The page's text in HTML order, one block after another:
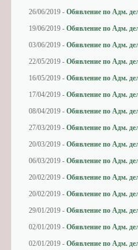
26/06/2019 - Обявление по Адм.
19/06/2019 - Обявление по Адм.
03/06/2019 - Обявление по Адм.
22/05/2019 - Обявление по Адм.
16/05/2019 - Обявление по Адм.
17/04/2019 - Обявление по Адм.
08/04/2019 - Обявление по Адм.
27/03/2019 - Обявление по Адм.
20/03/2019 - Обявление по Адм.
06/03/2019 - Обявление по Адм.
20/02/2019 - Обявление по Адм.
20/02/2019 - Обявление по Адм.
29/01/2019 - Обявление по Адм.
02/01/2019 - Обявление по Адм.
02/01/2019 - Обявление по Адм.